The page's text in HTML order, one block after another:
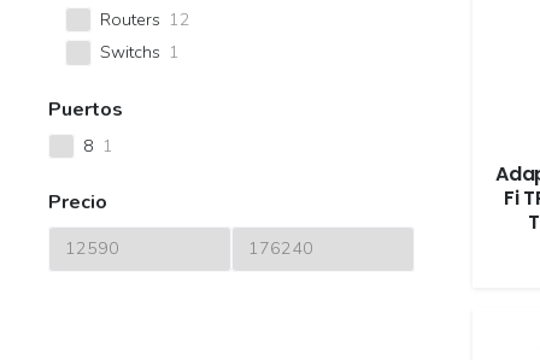
Routers 12
Switchs 1
Puertos
8 1
Precio
Fi